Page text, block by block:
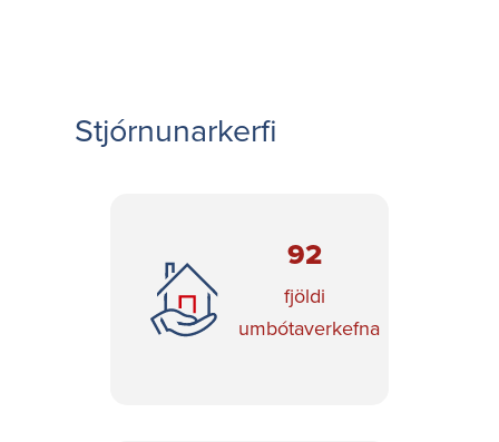
Stjórnunarkerfi
92
fjöldi
umbótaverkefna